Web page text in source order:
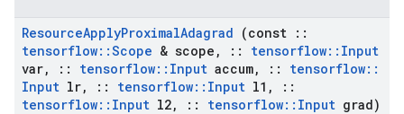
ResourceApplyProximalAdagrad (const ::
tensorflow::Scope & scope , :: tensorflow:: Input
var, :: tensorflow:: Input accum, :: tensorflow::
Input lr, :: tensorflow:: Input l1 ,
::
tensorflow:: Input l2, :: tensorflow:: Input grad)